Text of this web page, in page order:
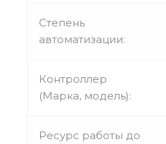
Степень
автоматизации:
Контроллер
(Марка, модель):
Ресурс работы до